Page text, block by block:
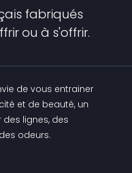
fabriqués
ou à s'offrir.
de vous entrainer
et de beauté, un
lignes, des
odeurs.